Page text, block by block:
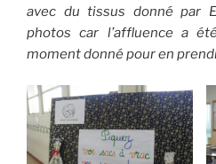
avec du tissus donné par
photos car l’affluence a
moment donné pour en